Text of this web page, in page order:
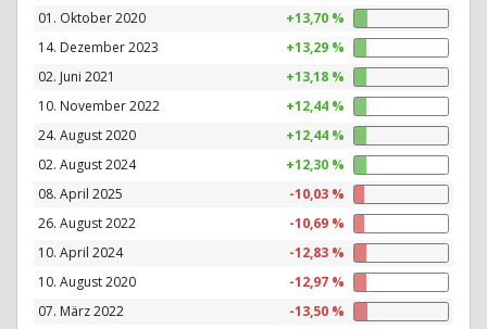
01. Oktober 2020
+13,70 %
14. Dezember 2023
+13,29 %
02. Juni 2021
+13,18 %
10. November 2022
+12,44 %
24. August 2020
+12,44 %
02. August 2024
+12,30 %
08. April 2025
-10,03 %
26. August 2022
-10,69 %
10. April 2024
-12,83 %
10. August 2020
-12,97 %
07. März 2022
-13,50 %